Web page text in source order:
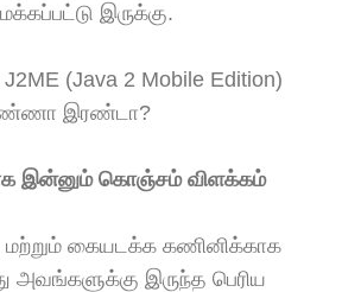
இருக்கு.
(Java 2 Mobile Edition)
இரண்டா?
இன்னும் கொஞ்சம் விளக்கம்
மற்றும் கையடக்க கணினிக்காக
அவங்களுக்கு இருந்த பெரிய